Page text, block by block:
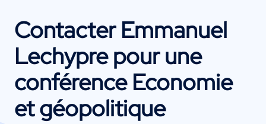
ContacterEmmanuel
Lechyprepour une
conférence Economie
et géopolitique